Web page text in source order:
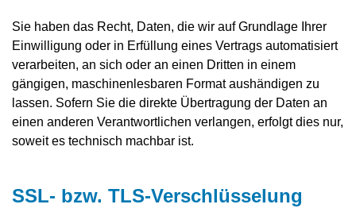
Sie haben das Recht, Daten, die wir auf Grundlage Ihrer
Einwilligung oder in Erfüllung eines Vertrags automatisiert
verarbeiten, an sich oder an einen Dritten in einem
gängigen, maschinenlesbaren Format aushändigen zu
lassen. Sofern Sie die direkte Übertragung der Daten an
einen anderen Verantwortlichen verlangen, erfolgt dies nur,
soweit es technisch machbar ist.
SSL- bzw. TLS-Verschlüsselung